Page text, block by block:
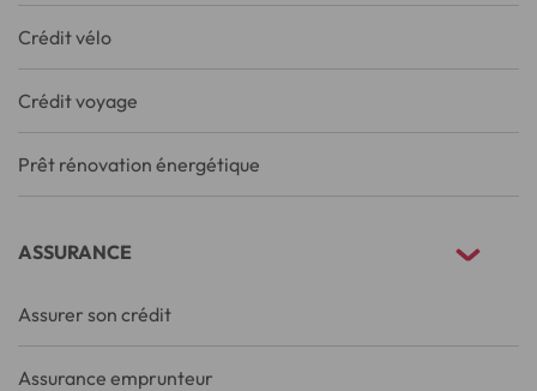
Crédit vélo
Crédit voyage
Prêt rénovation énergétique
ASSURANCE
Assurer son crédit
Assurance emprunteur